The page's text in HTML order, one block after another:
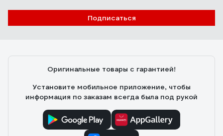
Отзыв о QUATTRO ELEMENTI QE-3000
ETN 649-257
Евгений 12.11.2016
Цена- качество. Приятный внешний вид. Качество
Подписаться
Оригинальные товары с гарантией!
Установите мобильное приложение, чтобы
информация по заказам всегда была под рукой